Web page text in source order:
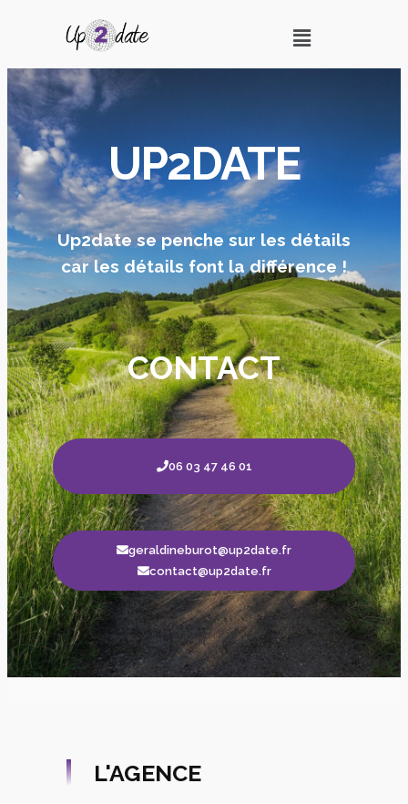
UP2DATE
Up2date se penche sur les détails
car les détails font la différence !
CONTACT
06 03 47 46 01
geraldineburot@up2date.fr
contact@up2date.fr
L'AGENCE